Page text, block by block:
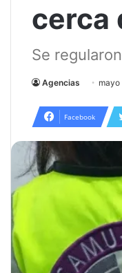
cerca
Se
Agencias mayo
Facebook